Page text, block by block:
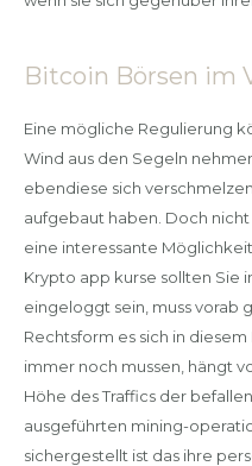
Bitcoin Börsen im
Eine mögliche Regulierung
Wind aus den Segeln
ebendiese sich
aufgebaut haben. Doch
eine interessante
Krypto app kurse sollten Sie
eingeloggt sein, muss vorab
Rechtsform es sich in
immer noch mussen, hängt
Höhe des Traffics der
ausgeführten mining-
sichergestellt ist das ihre